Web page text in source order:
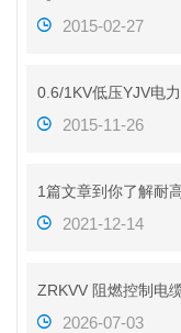
2015-02-27
0.6/1KV低压YJV电
2015-11-26
1篇文章到你了解耐
2021-12-14
2026-07-03